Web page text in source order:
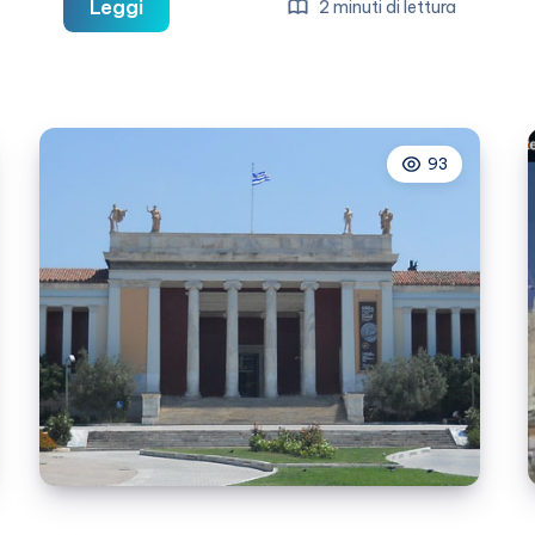
LeggiGuida
di
centro
2 minuti di lettura
93